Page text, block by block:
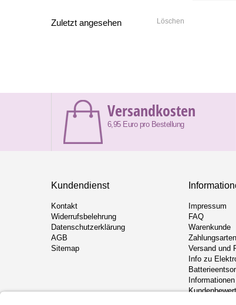
Zuletzt angesehen Löschen
Versandkosten
6,95 Euro pro Bestellung
Kundendienst
Kontakt
Widerrufsbelehrung
Datenschutzerklärung
AGB
Sitemap
Impressum
FAQ
Warenkunde
Zahlungsarten
Versand und
Info zu